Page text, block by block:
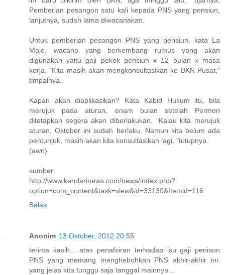
Pemberian pesangon satu kali kepada PNS yang pensiun,
lanjutnya, sudah lama diwacanakan.
Untuk pemberian pesangon PNS yang pensiun, kata La
Maje, wacana yang berkembang rumus yang akan
digunakan yaitu gaji pokok pensiun x 12 bulan x masa
kerja. "Kita masih akan mengkonsultasikan ke BKN Pusat,"
timpalnya.
Kapan akan diaplikasikan? Kata Kabid Hukum itu, bila
merujuk pada aturan, enam bulan setelah Permen
ditetapkan segera akan diberlakukan. "Kalau kita merujuk
aturan, Oktober ini sudah berlaku. Namun kita belum ada
pentunjuk, masih akan kita konsultasikan lagi, "tutupnya.
(awn)
sumber:
http://www.kendarinews.com/news/index.php?
option=com_content&task=view&id=33130&Itemid=116
Balas
Anonim 13 Oktober, 2012 20:55
terima kasih... atas penafsiran terhadap isu gaji penisun
PNS yang memang menghebohkan PNS akhir-akhir ini.
yang jelas kita tunggu saja tanggal mainnya...